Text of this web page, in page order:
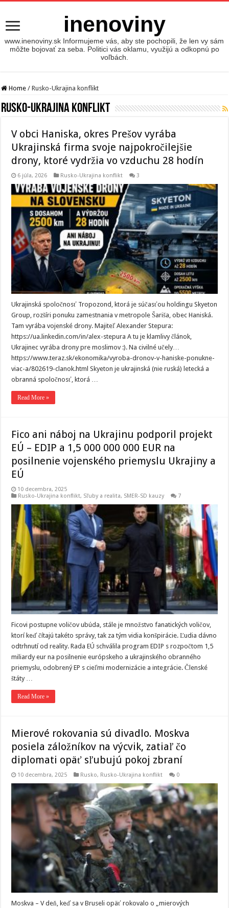
inenoviny
www.inenoviny.sk Informujeme vás, aby ste pochopili, že len vy sám
môžte bojovať za seba. Politici vás oklamu, využijú a odkopnú po
voľbách.
Home / Rusko-Ukrajina konflikt
Rusko-Ukrajina konflikt
V obci Haniska, okres Prešov vyrába
Ukrajinská firma svoje najpokročilejšie
drony, ktoré vydržia vo vzduchu 28 hodín
6 júla, 2026 Rusko-Ukrajina konflikt 3
Ukrajinská spoločnosť Tropozond, ktorá je súčasťou holdingu Skyeton
Group, rozšíri ponuku zamestnania v metropole Šariša, obec Haniská.
Tam vyrába vojenské drony. Majiteľ Alexander Stepura:
https://ua.linkedin.com/in/alex-stepura A tu je klamlivy článok,
Ukrajinec vyrába drony pre moslimov :). Na civilné učely…
https://www.teraz.sk/ekonomika/vyroba-dronov-v-haniske-ponukne-
viac-a/802619-clanok.html Skyeton je ukrajinská (nie ruská) letecká a
obranná spoločnosť, ktorá …
Read More »
Fico ani náboj na Ukrajinu podporil projekt
EÚ – EDIP a 1,5 000 000 000 EUR na
posilnenie vojenského priemyslu Ukrajiny a
EÚ
10 decembra, 2025
Rusko-Ukrajina konflikt, Sľuby a realita, SMER-SD kauzy 7
Ficovi postupne voličov ubúda, stále je množstvo fanatických voličov,
ktorí keď čítajú takéto správy, tak za tým vidia konšpirácie. Ľudia dávno
odtrhnutí od reality. Rada EÚ schválila program EDIP s rozpočtom 1,5
miliardy eur na posilnenie európskeho a ukrajinského obranného
priemyslu, odobrený EP s cieľmi modernizácie a integrácie. Členské
štáty …
Read More »
Mierové rokovania sú divadlo. Moskva
posiela záložníkov na výcvik, zatiaľ čo
diplomati opäť sľubujú pokoj zbraní
10 decembra, 2025 Rusko, Rusko-Ukrajina konflikt 0
Moskva – V deň, keď sa v Bruseli opäť rokovalo o „mierových